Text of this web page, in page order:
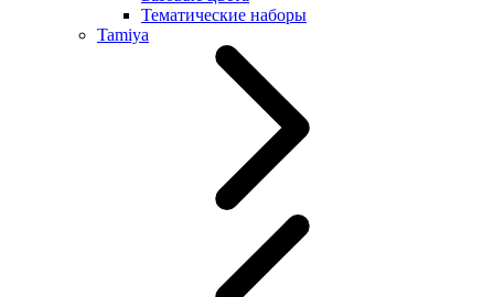
Тематические наборы
Tamiya